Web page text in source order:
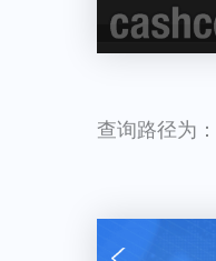
查询路径为：